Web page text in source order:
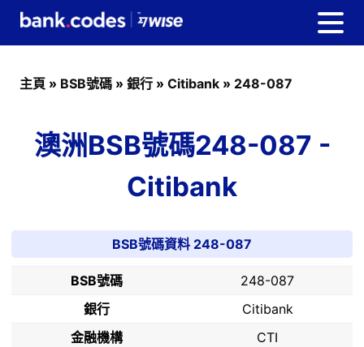
主頁 » BSB號碼 » 銀行 » Citibank » 248-087
澳洲BSB號碼248-087 -
Citibank
BSB號碼資料 248-087
BSB號碼
248-087
銀行
Citibank
金融機構
CTI